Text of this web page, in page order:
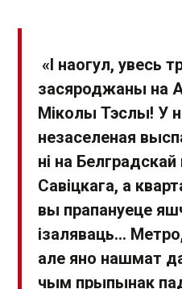
«І наогул, увесь
засяроджаны на
Міколы Тэслы! У
незаселеная
ні на Белградскай
Савіцкага, а
вы прапануеце
ізаляваць…
але яно нашмат
чым прыпынак